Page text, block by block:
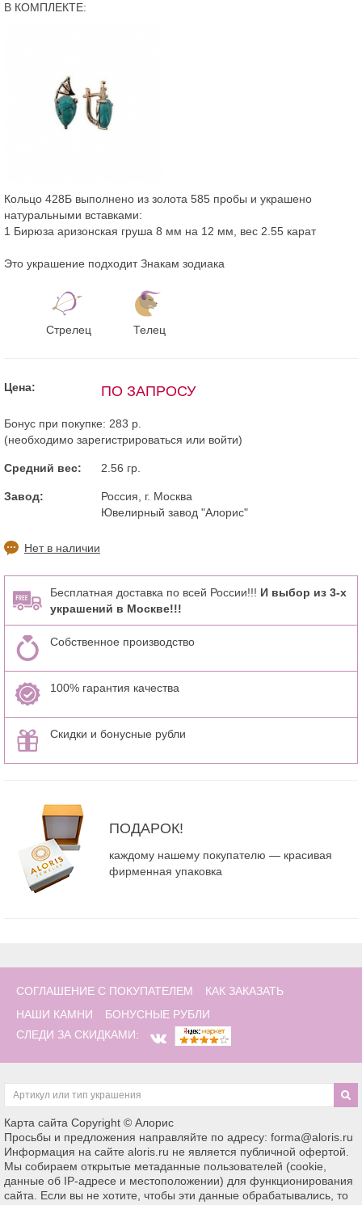
В КОМПЛЕКТЕ:
Кольцо 428Б выполнено из золота 585 пробы и украшено
натуральными вставками:
1 Бирюза аризонская груша 8 мм на 12 мм, вес 2.55 карат
Это украшение подходит Знакам зодиака
Стрелец Телец
Цена: ПО ЗАПРОСУ
Бонус при покупке: 283 р.
(необходимо зарегистрироваться или войти)
Средний вес: 2.56 гр.
Завод:
Россия, г. Москва
Ювелирный завод "Алорис"
Нет в наличии
Бесплатная доставка по всей России!!! И выбор из 3-х
украшений в Москве!!!
Собственное производство
100% гарантия качества
Скидки и бонусные рубли
ПОДАРОК!
каждому нашему покупателю — красивая
фирменная упаковка
СОГЛАШЕНИЕ С ПОКУПАТЕЛЕМ
КАК ЗАКАЗАТЬ
НАШИ КАМНИ
БОНУСНЫЕ РУБЛИ
СЛЕДИ ЗА СКИДКАМИ:
Карта сайта Copyright © Алорис
Просьбы и предложения направляйте по адресу: forma@aloris.ru
Информация на сайте aloris.ru не является публичной офертой.
Мы собираем открытые метаданные пользователей (cookie,
данные об IP-адресе и местоположении) для функционирования
сайта. Если вы не хотите, чтобы эти данные обрабатывались, то